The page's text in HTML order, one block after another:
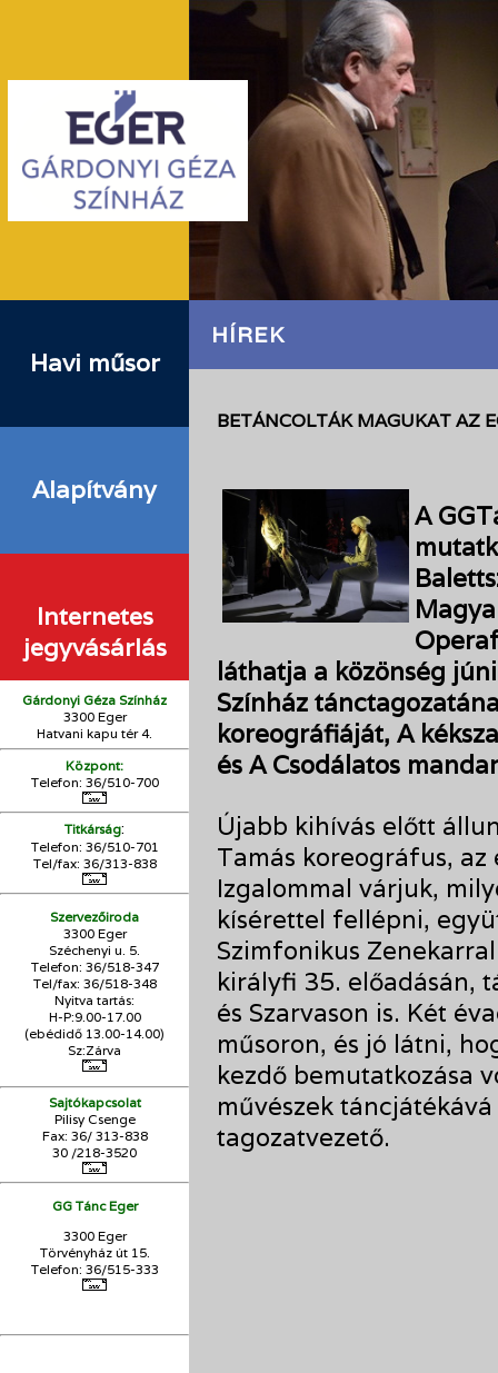
Havi műsor
Alapítvány
Internetes
jegyvásárlás
Gárdonyi Géza Színház
3300 Eger
Hatvani kapu tér 4.
Központ:
Telefon: 36/510-700
Titkárság:
Telefon: 36/510-701
Tel/fax: 36/313-838
Szervezőiroda
3300 Eger
Széchenyi u. 5.
Telefon: 36/518-347
Tel/fax: 36/518-348
Nyitva tartás:
H-P:9.00-17.00
(ebédidő 13.00-14.00)
Sz:Zárva
Sajtókapcsolat
Pilisy Csenge
Fax: 36/ 313-838
30 /218-3520
GG Tánc Eger
3300 Eger
Törvényház út 15.
Telefon: 36/515-333
HÍREK
BETÁNCOLTÁK MAGUKAT AZ
A
láthatja a közönség
Színház
koreográfiáját, A
és A Csodálatos
Újabb kihívás előtt
Tamás koreográfus,
Izgalommal várjuk,
kísérettel fellépni,
Szimfonikus
királyfi 35. előadásán,
és Szarvason is. Két
műsoron, és jó látni,
kezdő bemutatkozása
művészek
tagozatvezető.